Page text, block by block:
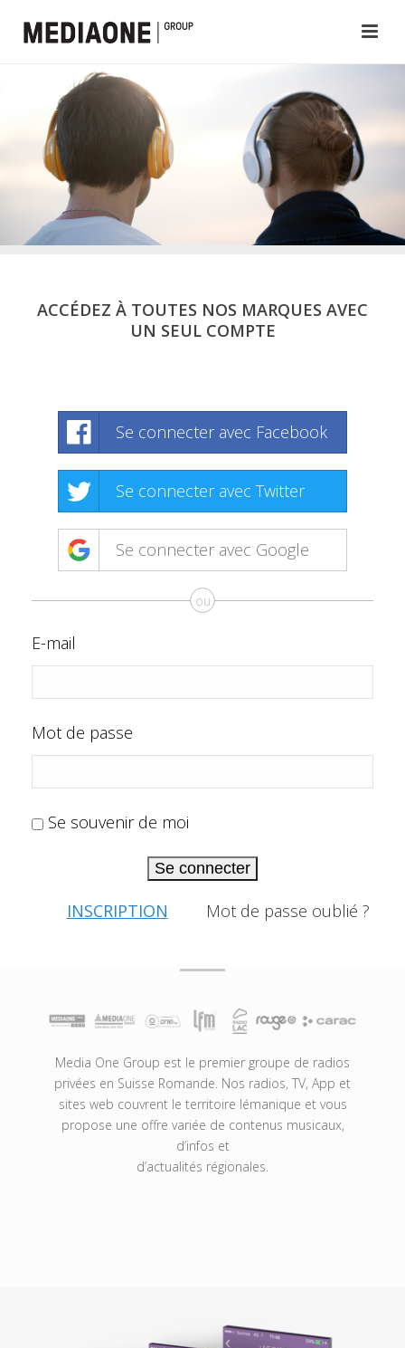
ACCÉDEZ À TOUTES NOS MARQUES AVEC
UN SEUL COMPTE
Se connecter avec Facebook
Se connecter avec Twitter
Se connecter avec Google
ou
E-mail
Mot de passe
Se souvenir de moi
Se connecter
INSCRIPTION Mot de passe oublié ?
Media One Group est le premier groupe de radios
privées en Suisse Romande. Nos radios, TV, App et
sites web couvrent le territoire lémanique et vous
propose une offre variée de contenus musicaux,
d’infos et
d’actualités régionales.